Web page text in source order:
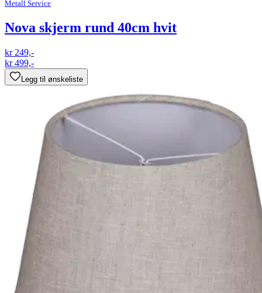
Metall Service
Nova skjerm rund 40cm hvit
kr 249,-
kr 499,-
Legg til ønskeliste